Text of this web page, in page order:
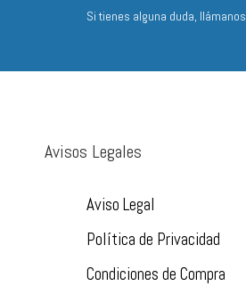
Si tienes alguna duda, llámanos
Avisos Legales
Aviso Legal
Política de Privacidad
Condiciones de Compra